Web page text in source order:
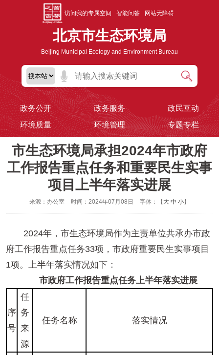
访问我的专属空间 智能问答 网站无障碍
北京市生态环境局
Beijing Municipal Ecology and Environment Bureau
政务公开 政务服务
政民互动
环境质量
环境管理 专题专栏
市生态环境局承担2024年市政府
工作报告重点任务和重要民生实事
项目上半年落实进展
来源：办公室 时间：2024年07月08日 字体：【 大 中 小】
2024年，市生态环境局作为主责单位共承办市政
府工作报告重点任务33项，市政府重要民生实事项目
1项。上半年落实情况如下：
市政府工作报告重点任务上半年落实进展
序
号
任
务
来
源
任务名称 落实情况